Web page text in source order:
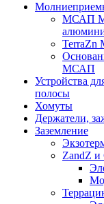
МСАП
TerraZn
МСАП
Устройства
полосы
Хомуты
Держатели,
Заземление
ZandZ и